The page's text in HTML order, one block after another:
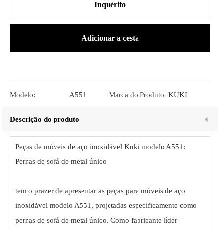
Inquérito
Adicionar a cesta
Modelo: A551 Marca do Produto: KUKI
Descrição do produto
Peças de móveis de aço inoxidável Kuki modelo A551:
Pernas de sofá de metal único
tem o prazer de apresentar as peças para móveis de aço
inoxidável modelo A551, projetadas especificamente como
pernas de sofá de metal único. Como fabricante líder